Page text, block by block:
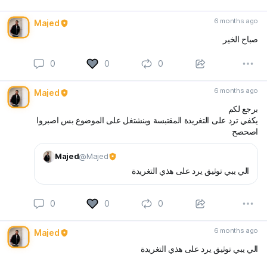
Majed 6 months ago
صباح الخير
0 0 0
Majed 6 months ago
برجع لكم
يكفي ترد على التغريدة المقتبسة وبنشتغل على الموضوع بس اصبروا
اصحصح
Majed@Majed
الي يبي توثيق يرد على هذي التغريدة
0 0 0
Majed 6 months ago
الي يبي توثيق يرد على هذي التغريدة